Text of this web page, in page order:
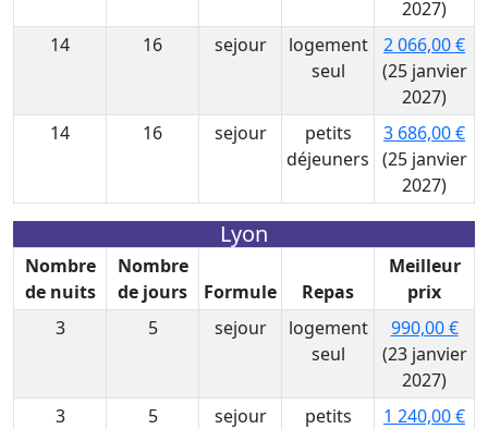
2027)
14
16 sejour
logement
seul
2 066,00 €
(25 janvier
2027)
14
16 sejour
petits
déjeuners
3 686,00 €
(25 janvier
2027)
Lyon
Nombre
de nuits
Nombre
de jours
Formule Repas
Meilleur
prix
3
5 sejour
logement
seul
990,00 €
(23 janvier
2027)
3
5 sejour
petits
1 240,00 €